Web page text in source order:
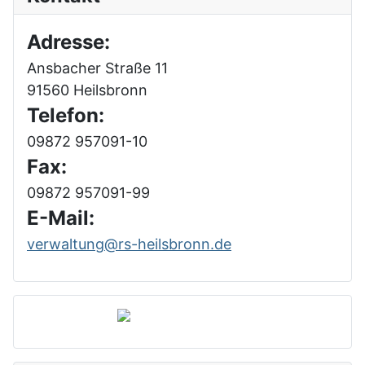
Adresse:
Ansbacher Straße 11
91560 Heilsbronn
Telefon:
09872 957091-10
Fax:
09872 957091-99
E-Mail:
verwaltung@rs-heilsbronn.de